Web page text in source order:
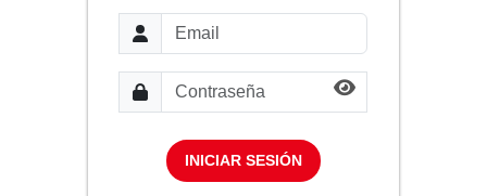
INICIAR SESIÓN